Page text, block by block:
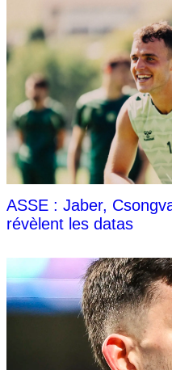
ASSE : Jaber,
révèlent les datas